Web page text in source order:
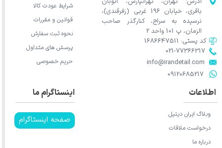
باقری، خیابان 196 غربی (زفرقندی)،
نرسیده به سراج، کنارگذر صاحب
الزمان، پ 101 واحد 2
​​​​​​​info@irandetail.com
021-77366317​​​​​​​​​​​​​​​​​​​​​
​​​​​​​09120685217​​​​​​​
کد پستی: 1686647511
اینستاگرام ما
صفحه اینستاگرام
اطلاعات
وبلاگ ایران دیتیل
درخواست ملاقات
درباره ما
شرایط عودت کالا
قوانین و مقررات
نحوه ثبت سفارش
پرسش های متداول
حریم خصوصی